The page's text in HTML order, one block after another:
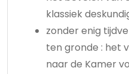
klassiek
zonder enig
ten gronde : het
naar de Kamer